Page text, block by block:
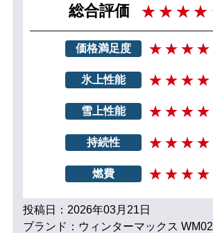
総合評価
価格満足度
氷上性能
雪上性能
持続性
燃費
投稿日：2026年03月21日
ブランド：ウィンターマックス